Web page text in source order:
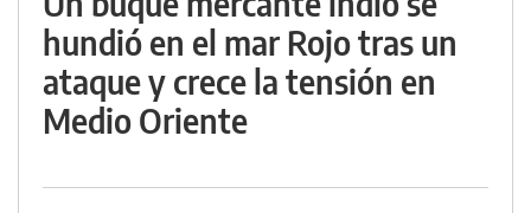
hundió en el mar Rojo tras un
ataque y crece la tensión en
Medio Oriente